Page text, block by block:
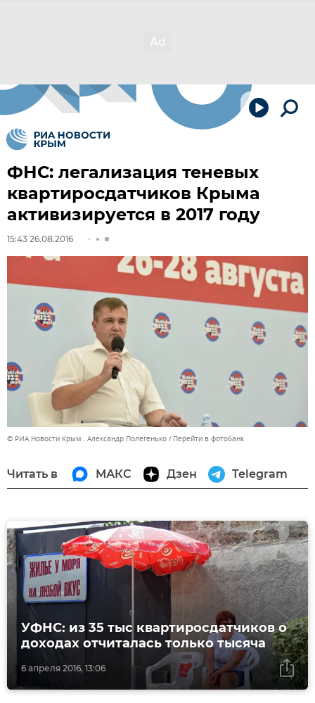
ФНС: легализация теневых
квартиросдатчиков Крыма
активизируется в 2017 году
15:43 26.08.2016
© РИА Новости Крым . Александр Полегенько Перейти в фотобанк
Читать в МАКС Дзен Telegram
6 апреля 2016, 13:06
УФНС: из 35 тыс квартиросдатчиков о
доходах отчиталась только тысяча